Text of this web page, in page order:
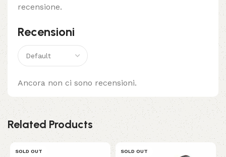
Recensioni
Ancora non ci sono recensioni.
recensione.
Related Products
SOLD OUT SOLD OUT